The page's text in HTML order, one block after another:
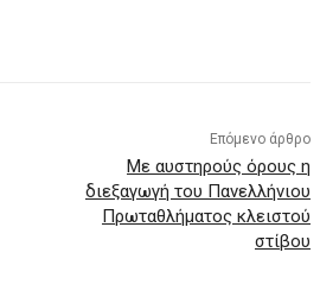
Επόμενο άρθρο
Με αυστηρούς όρους η
διεξαγωγή του Πανελλήνιου
Πρωταθλήματος κλειστού
στίβου